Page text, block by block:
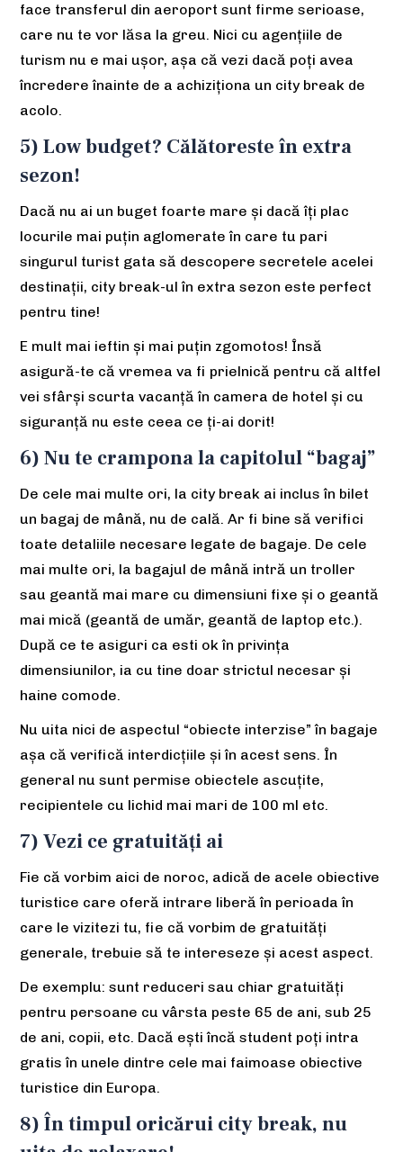
face transferul din aeroport sunt firme serioase,
care nu te vor lăsa la greu. Nici cu agențiile de
turism nu e mai ușor, așa că vezi dacă poți avea
încredere înainte de a achiziționa un city break de
acolo.
5) Low budget? Călătoreste în extra
sezon!
Dacă nu ai un buget foarte mare și dacă îți plac
locurile mai puțin aglomerate în care tu pari
singurul turist gata să descopere secretele acelei
destinații, city break-ul în extra sezon este perfect
pentru tine!
E mult mai ieftin și mai puțin zgomotos! Însă
asigură-te că vremea va fi prielnică pentru că altfel
vei sfârși scurta vacanță în camera de hotel și cu
siguranță nu este ceea ce ți-ai dorit!
6) Nu te crampona la capitolul “bagaj”
De cele mai multe ori, la city break ai inclus în bilet
un bagaj de mână, nu de cală. Ar fi bine să verifici
toate detaliile necesare legate de bagaje. De cele
mai multe ori, la bagajul de mână intră un troller
sau geantă mai mare cu dimensiuni fixe și o geantă
mai mică (geantă de umăr, geantă de laptop etc.).
După ce te asiguri ca esti ok în privința
dimensiunilor, ia cu tine doar strictul necesar și
haine comode.
Nu uita nici de aspectul “obiecte interzise” în bagaje
așa că verifică interdicțiile și în acest sens. În
general nu sunt permise obiectele ascuțite,
recipientele cu lichid mai mari de 100 ml etc.
7) Vezi ce gratuități ai
Fie că vorbim aici de noroc, adică de acele obiective
turistice care oferă intrare liberă în perioada în
care le vizitezi tu, fie că vorbim de gratuități
generale, trebuie să te intereseze și acest aspect.
De exemplu: sunt reduceri sau chiar gratuități
pentru persoane cu vârsta peste 65 de ani, sub 25
de ani, copii, etc. Dacă ești încă student poți intra
gratis în unele dintre cele mai faimoase obiective
turistice din Europa.
8) În timpul oricărui city break, nu